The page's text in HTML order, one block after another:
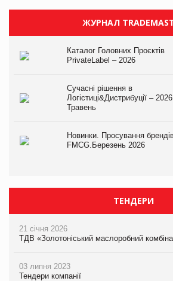
ЖУРНАЛ
Каталог Головних Проєктів
PrivateLabel – 2026
Сучасні рішення в
Логістиці&Дистрибуції – 2026.
Травень
Новинки. Просування
FMCG.Березень 2026
ТЕНДЕРИ
21 січня 2026
ТДВ «Золотоніський маслоробний
03 липня 2023
Тендери компанії